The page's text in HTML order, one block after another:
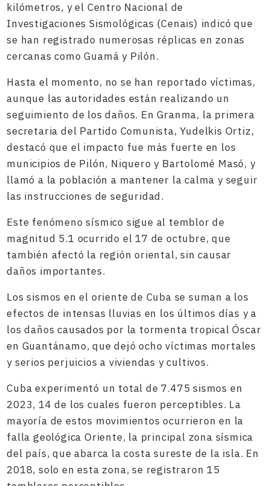
kilómetros, y el Centro Nacional de
Investigaciones Sismológicas (Cenais) indicó que
se han registrado numerosas réplicas en zonas
cercanas como Guamá y Pilón.
Hasta el momento, no se han reportado víctimas,
aunque las autoridades están realizando un
seguimiento de los daños. En Granma, la primera
secretaria del Partido Comunista, Yudelkis Ortiz,
destacó que el impacto fue más fuerte en los
municipios de Pilón, Niquero y Bartolomé Masó, y
llamó a la población a mantener la calma y seguir
las instrucciones de seguridad.
Este fenómeno sísmico sigue al temblor de
magnitud 5.1 ocurrido el 17 de octubre, que
también afectó la región oriental, sin causar
daños importantes.
Los sismos en el oriente de Cuba se suman a los
efectos de intensas lluvias en los últimos días y a
los daños causados por la tormenta tropical Óscar
en Guantánamo, que dejó ocho víctimas mortales
y serios perjuicios a viviendas y cultivos.
Cuba experimentó un total de 7.475 sismos en
2023, 14 de los cuales fueron perceptibles. La
mayoría de estos movimientos ocurrieron en la
falla geológica Oriente, la principal zona sísmica
del país, que abarca la costa sureste de la isla. En
2018, solo en esta zona, se registraron 15